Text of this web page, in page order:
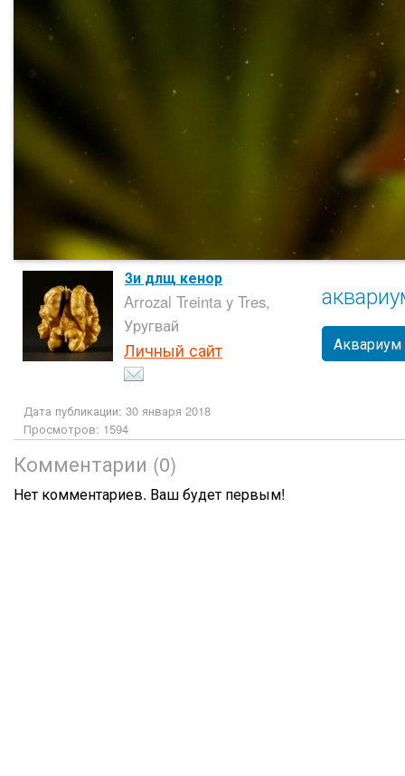
3и длщ кенор
Arrozal Treinta y Tres,
Уругвай
Личный сайт Аквариум
Дата публикации: 30 января 2018
Просмотров: 1594
Комментарии (0)
Нет комментариев. Ваш будет первым!